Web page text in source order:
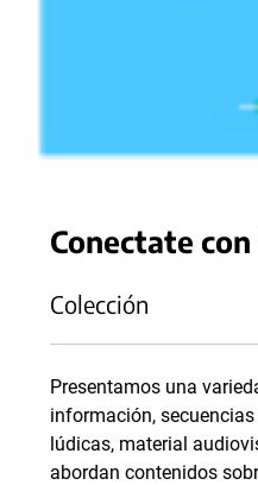
Conectate
Colección
Presentamos una
información,
lúdicas, material
abordan contenidos